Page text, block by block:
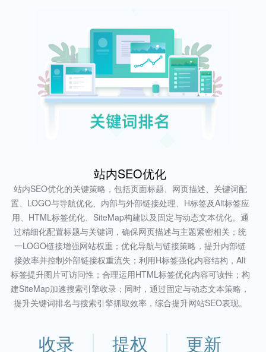
站内SEO优化
站内SEO优化的关键策略，包括页面标题、网页描述、关键词配
置、LOGO与导航优化、内部与外部链接处理、H标签及Alt标签应
用、HTML标签优化、SiteMap构建以及固定与动态文本优化。通
过精细化配置标题与关键词，确保网页描述与主题紧密相关；统
一LOGO链接增强网站权重；优化导航与链接策略，提升内部链
接效率并控制外部链接权重流失；利用H标签强化内容结构，Alt
标签提升图片可访问性；合理运用HTML标签优化内容可读性；构
建SiteMap加速搜索引擎收录；同时，通过固定与动态文本策略，
提升关键词排名与搜索引擎抓取效率，综合提升网站SEO表现。
收录 提权 更新